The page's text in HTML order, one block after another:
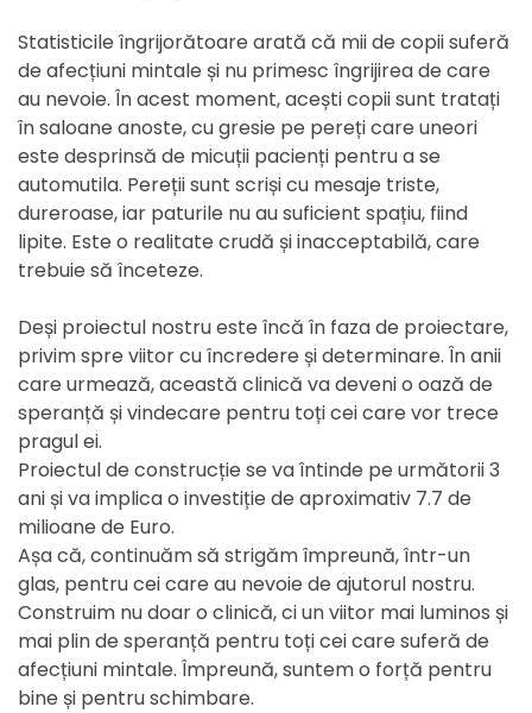
Statisticile îngrijorătoare arată că mii de copii suferă
de afecțiuni mintale și nu primesc îngrijirea de care
au nevoie. În acest moment, acești copii sunt tratați
în saloane anoste, cu gresie pe pereți care uneori
este desprinsă de micuții pacienți pentru a se
automutila. Pereții sunt scriși cu mesaje triste,
dureroase, iar paturile nu au suficient spațiu, fiind
lipite. Este o realitate crudă și inacceptabilă, care
trebuie să înceteze.
Deși proiectul nostru este încă în faza de proiectare,
privim spre viitor cu încredere și determinare. În anii
care urmează, această clinică va deveni o oază de
speranță și vindecare pentru toți cei care vor trece
pragul ei.
Proiectul de construcție se va întinde pe următorii 3
ani și va implica o investiție de aproximativ 7.7 de
milioane de Euro.
Așa că, continuăm să strigăm împreună, într-un
glas, pentru cei care au nevoie de ajutorul nostru.
Construim nu doar o clinică, ci un viitor mai luminos și
mai plin de speranță pentru toți cei care suferă de
afecțiuni mintale. Împreună, suntem o forță pentru
bine și pentru schimbare.